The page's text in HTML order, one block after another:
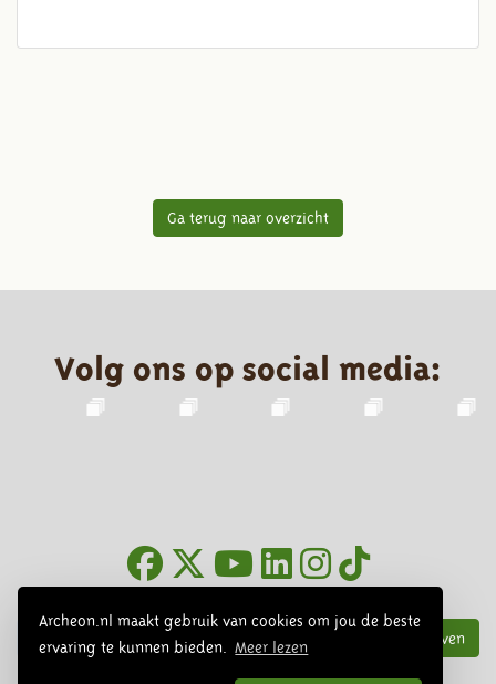
Archeon.nl maakt gebruik van cookies om jou de beste
ervaring te kunnen bieden.
Meer lezen
Ga terug naar overzicht
Volg ons op social media:
Inschrijven